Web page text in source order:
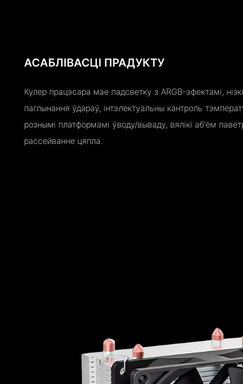
АСАБЛІВАСЦІ ПРАДУКТУ
Кулер працэсара мае падсветку з ARGB-эфектамі,
паглынання ўдараў, інтэлектуальны кантроль
рознымі платформамі ўводу/вываду, вялікі аб'ём
рассейванне цяпла.